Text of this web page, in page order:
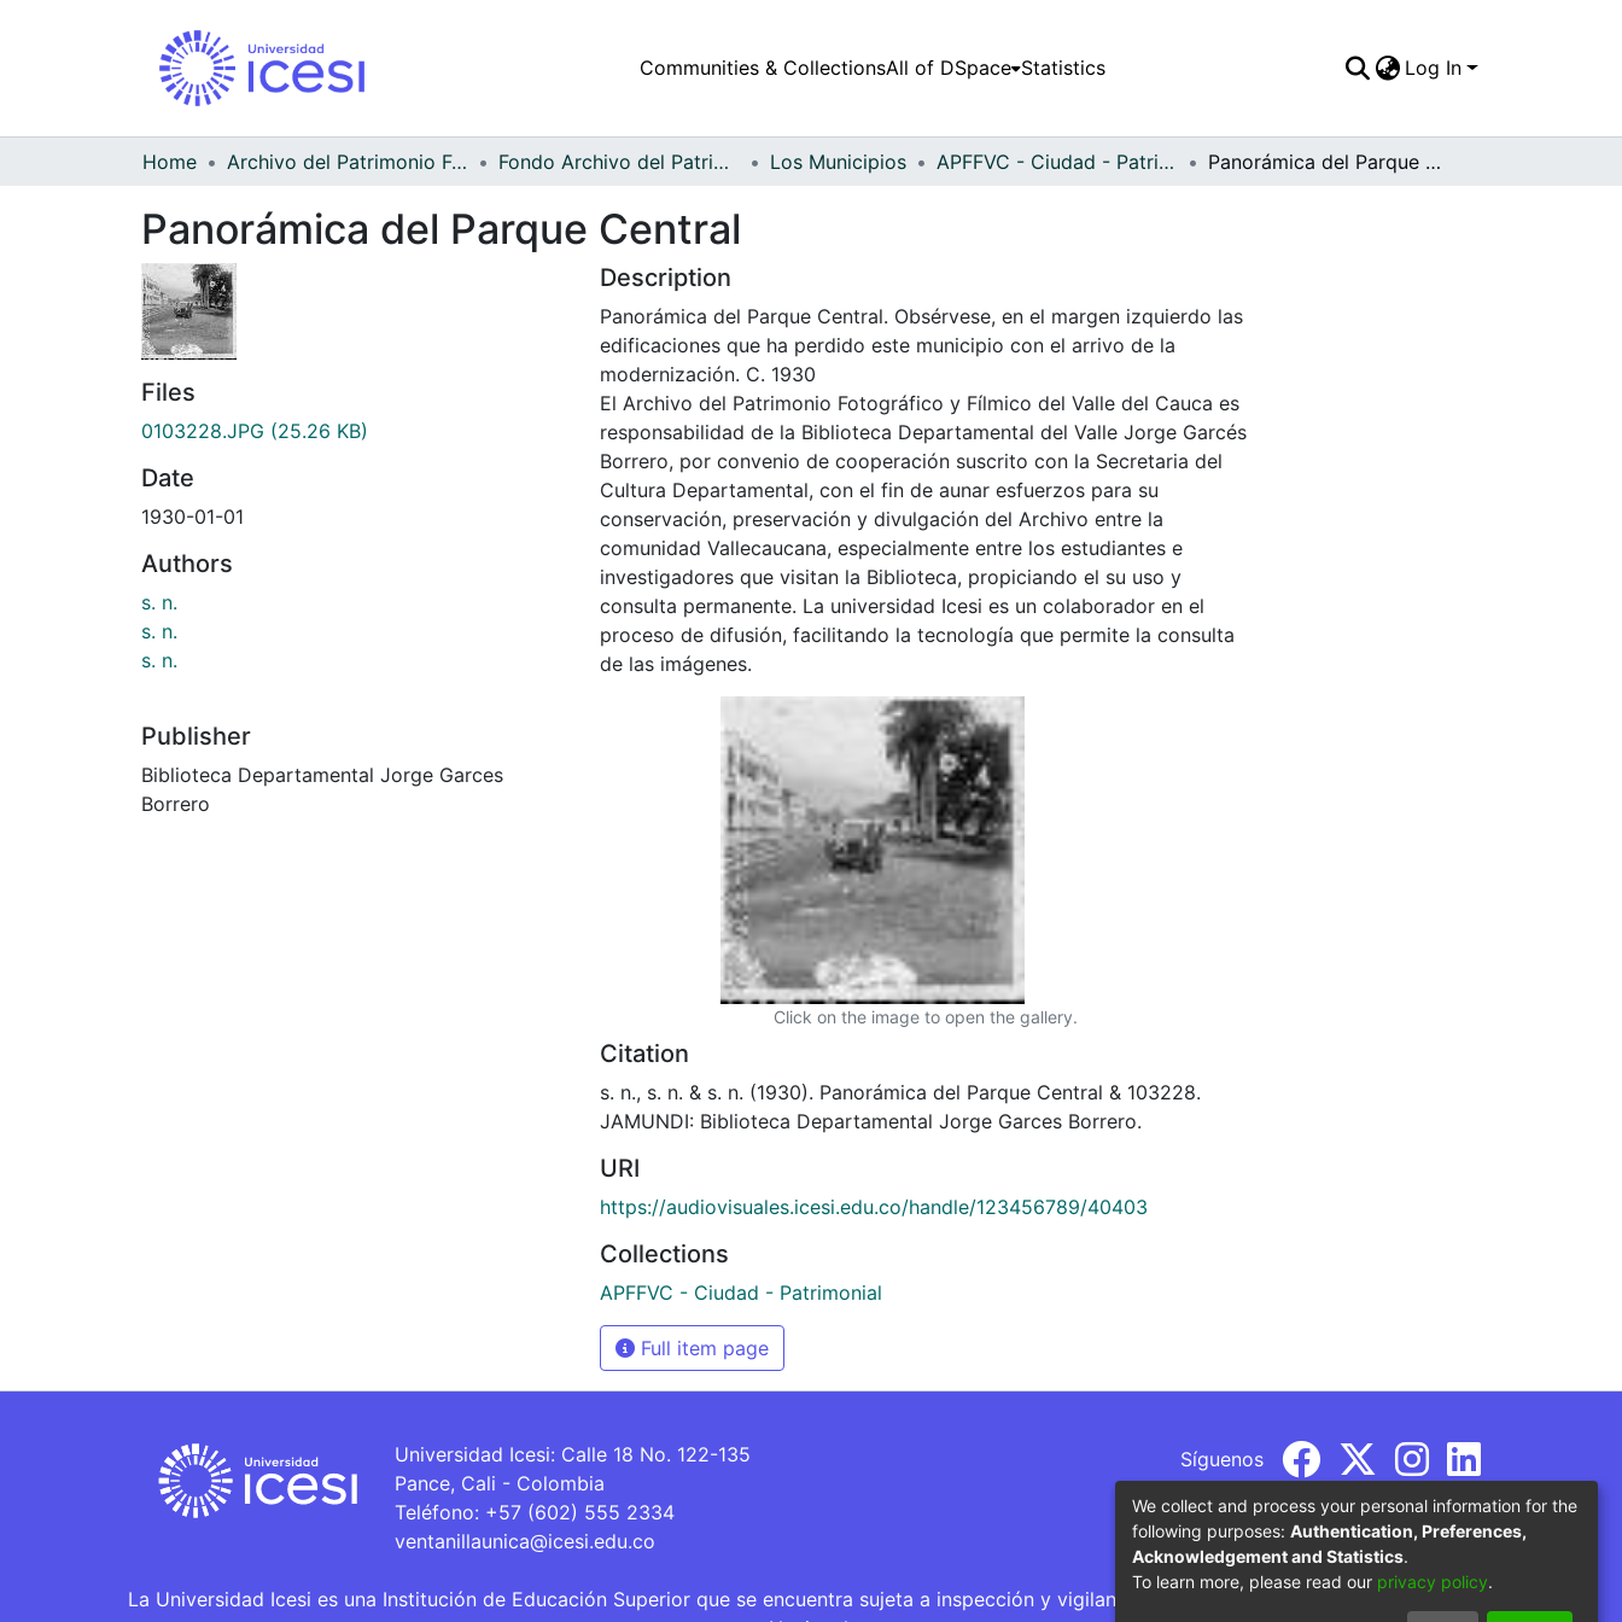
Communities & CollectionsAll of DSpace Statistics Log In
Home Archivo del Patrimonio Fotográfico y Fílmico del Valle del Cauca Fondo Archivo del Patrimonio Fotográfico y Fílmico del Valle del Cauca Los Municipios APFFVC - Ciudad - Patrimonial Panorámica del Parque Central
Panorámica del Parque Central
Files
0103228.JPG (25.26 KB)
Date
1930-01-01
Authors
s. n.
s. n.
s. n.
Publisher
Biblioteca Departamental Jorge Garces
Borrero
Description
Panorámica del Parque Central. Obsérvese, en el margen izquierdo las
edificaciones que ha perdido este municipio con el arrivo de la
modernización. C. 1930
El Archivo del Patrimonio Fotográfico y Fílmico del Valle del Cauca es
responsabilidad de la Biblioteca Departamental del Valle Jorge Garcés
Borrero, por convenio de cooperación suscrito con la Secretaria del
Cultura Departamental, con el fin de aunar esfuerzos para su
conservación, preservación y divulgación del Archivo entre la
comunidad Vallecaucana, especialmente entre los estudiantes e
investigadores que visitan la Biblioteca, propiciando el su uso y
consulta permanente. La universidad Icesi es un colaborador en el
proceso de difusión, facilitando la tecnología que permite la consulta
de las imágenes.
Click on the image to open the gallery.
Citation
s. n., s. n. & s. n. (1930). Panorámica del Parque Central & 103228.
JAMUNDI: Biblioteca Departamental Jorge Garces Borrero.
URI
https://audiovisuales.icesi.edu.co/handle/123456789/40403
Collections
APFFVC - Ciudad - Patrimonial
Full item page
Universidad Icesi: Calle 18 No. 122-135
Pance, Cali - Colombia
Teléfono: +57 (602) 555 2334
ventanillaunica@icesi.edu.co
Síguenos
La Universidad Icesi es una Institución de Educación Superior que se encuentra sujeta a inspección y vigilancia por parte del Ministerio de Educación
We collect and process your personal information for the
following purposes: Authentication, Preferences,
Acknowledgement and Statistics.
To learn more, please read our privacy policy.